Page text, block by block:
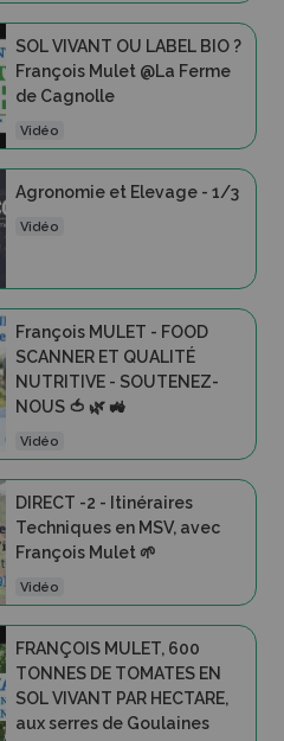
SOL VIVANT OU LABEL BIO ?
François Mulet @La Ferme
de Cagnolle
Vidéo
Agronomie et Elevage - 1/3
Vidéo
François MULET - FOOD
SCANNER ET QUALITÉ
NUTRITIVE - SOUTENEZ-
NOUS 🍅 🌿 🚜
Vidéo
DIRECT -2 - Itinéraires
Techniques en MSV, avec
François Mulet 🌱
Vidéo
FRANÇOIS MULET, 600
TONNES DE TOMATES EN
SOL VIVANT PAR HECTARE,
aux serres de Goulaines